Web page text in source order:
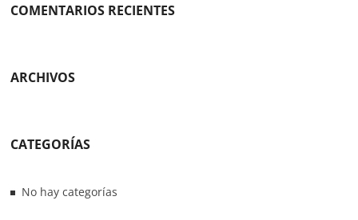
COMENTARIOS RECIENTES
ARCHIVOS
CATEGORÍAS
No hay categorías